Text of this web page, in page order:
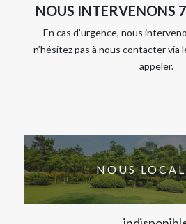
NOUS INTERVENONS
En cas d’urgence, nous
n’hésitez pas à nous contacter via
appeler.
NOUS